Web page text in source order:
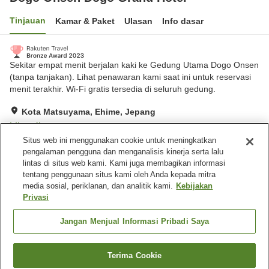
Tinjauan Kamar & Paket Ulasan Info dasar
Sekitar empat menit berjalan kaki ke Gedung Utama Dogo Onsen
(tanpa tanjakan). Lihat penawaran kami saat ini untuk reservasi
menit terakhir. Wi-Fi gratis tersedia di seluruh gedung.
Kota Matsuyama, Ehime, Jepang
Lihat di peta
Sangat baik Ulasan: 679
Fasilitas properti
Tempat parkir
bebatuan alami
Spa / Salon kecantikan
Kafe
Cari kamar
Situs web ini menggunakan cookie untuk meningkatkan
pengalaman pengguna dan menganalisis kinerja serta lalu
lintas di situs web kami. Kami juga membagikan informasi
tentang penggunaan situs kami oleh Anda kepada mitra
media sosial, periklanan, dan analitik kami. Kebijakan
Privasi
Jangan Menjual Informasi Pribadi Saya
Terima Cookie